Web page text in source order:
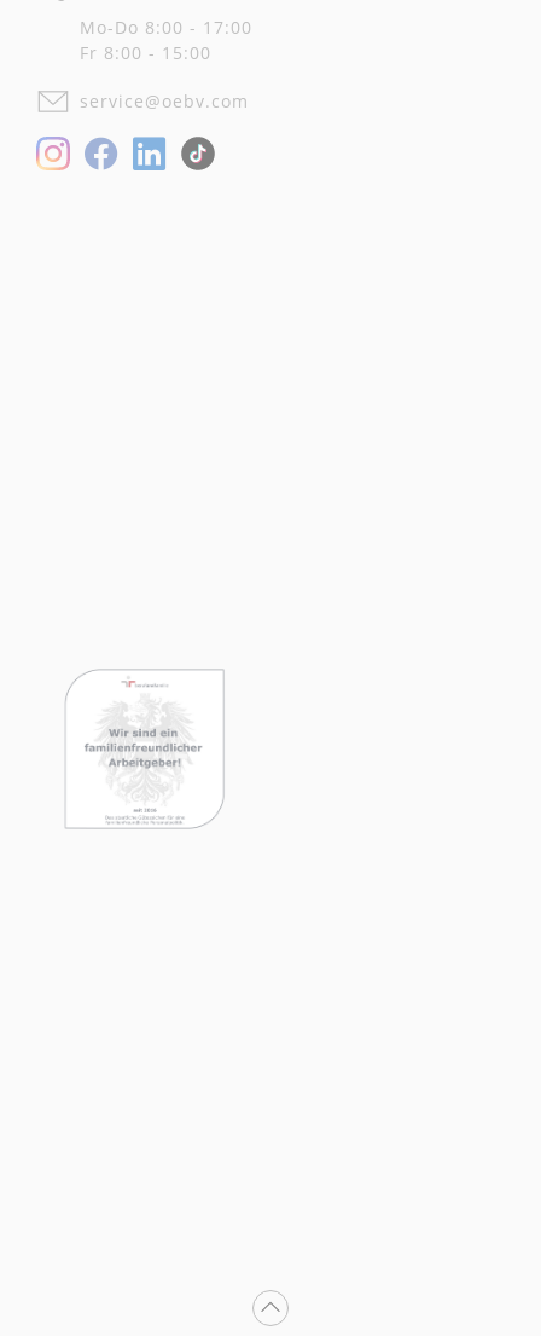
Mo-Do 8:00 - 17:00
Fr 8:00 - 15:00
service@oebv.com
InstagramFacebookLinkedIn
Nach oben scrollen